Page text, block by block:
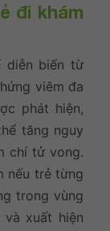
đi khám
diễn biến từ
viêm đa
phát hiện,
tăng nguy
chí tử vong.
nếu trẻ từng
trong vùng
xuất hiện